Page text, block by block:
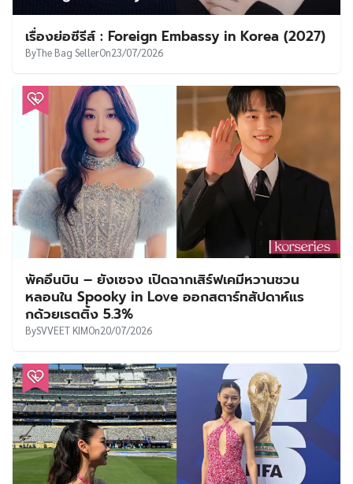
เรื่องย่อซีรีส์ : Foreign Embassy in Korea (2027)
ByThe Bag SellerOn23/07/2026
พัคอึนบิน – ยังเซจง เปิดฉากเสิร์ฟเคมีหวานชวน
หลอนใน Spooky in Love ออกสตาร์ทสัปดาห์แร
กด้วยเรตติ้ง 5.3%
BySVVEET KIMOn20/07/2026